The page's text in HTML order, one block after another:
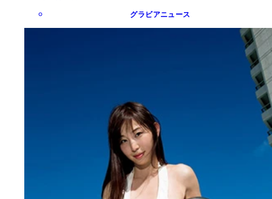
グラビアニュース